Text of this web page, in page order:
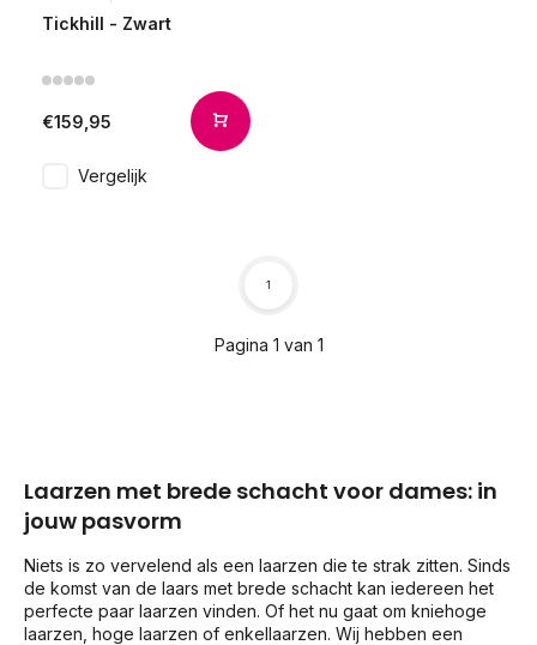
Tickhill - Zwart
€159,95
Vergelijk
Pagina 1 van 1
1
Laarzen met brede schacht voor dames: in
jouw pasvorm
Niets is zo vervelend als een laarzen die te strak zitten. Sinds
de komst van de laars met brede schacht kan iedereen het
perfecte paar laarzen vinden. Of het nu gaat om kniehoge
laarzen, hoge laarzen of enkellaarzen. Wij hebben een